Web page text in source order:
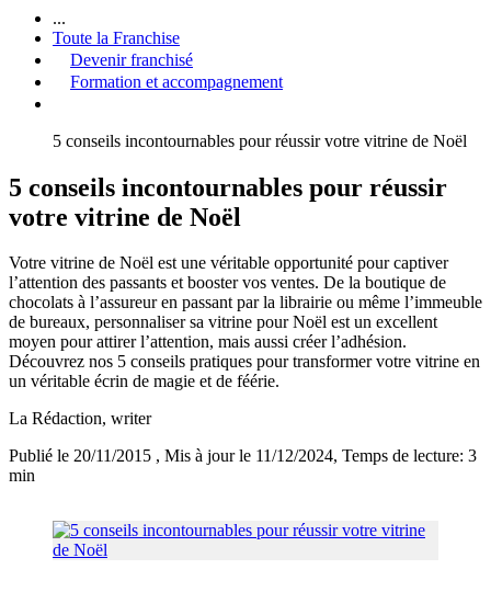
...
Toute la Franchise
Devenir franchisé
Formation et accompagnement
5 conseils incontournables pour réussir votre vitrine de Noël
5 conseils incontournables pour réussir
votre vitrine de Noël
Votre vitrine de Noël est une véritable opportunité pour captiver
l’attention des passants et booster vos ventes. De la boutique de
chocolats à l’assureur en passant par la librairie ou même l’immeuble
de bureaux, personnaliser sa vitrine pour Noël est un excellent
moyen pour attirer l’attention, mais aussi créer l’adhésion.
Découvrez nos 5 conseils pratiques pour transformer votre vitrine en
un véritable écrin de magie et de féérie.
La Rédaction, writer
Publié le 20/11/2015 , Mis à jour le 11/12/2024, Temps de lecture: 3
min